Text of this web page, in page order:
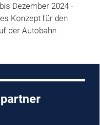
Dezember 2024 -
Konzept für den
der Autobahn